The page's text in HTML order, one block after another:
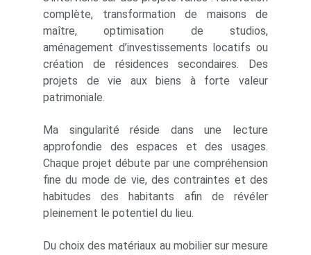
complète, transformation de maisons de
maître, optimisation de studios,
aménagement d’investissements locatifs ou
création de résidences secondaires. Des
projets de vie aux biens à forte valeur
patrimoniale.
Ma singularité réside dans une lecture
approfondie des espaces et des usages.
Chaque projet débute par une compréhension
fine du mode de vie, des contraintes et des
habitudes des habitants afin de révéler
pleinement le potentiel du lieu.
Du choix des matériaux au mobilier sur mesure